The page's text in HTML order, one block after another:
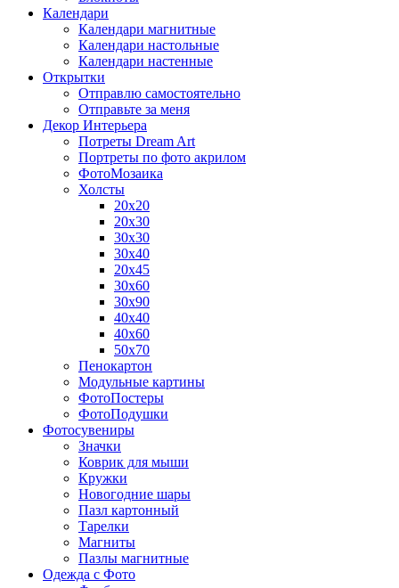
Календари
Календари магнитные
Календари настольные
Календари настенные
Открытки
Отправлю самостоятельно
Отправьте за меня
Декор Интерьера
Потреты Dream Art
Портреты по фото акрилом
ФотоМозаика
Холсты
20х20
20х30
30х30
30х40
20х45
30х60
30х90
40х40
40х60
50х70
Пенокартон
Модульные картины
ФотоПостеры
ФотоПодушки
Фотоcувениры
Значки
Коврик для мыши
Кружки
Новогодние шары
Пазл картонный
Тарелки
Магниты
Пазлы магнитные
Одежда с Фото